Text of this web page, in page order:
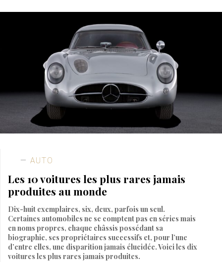
AUTO
Les 10 voitures les plus rares jamais
produites au monde
Dix-huit exemplaires, six, deux, parfois un seul.
Certaines automobiles ne se comptent pas en séries mais
en noms propres, chaque châssis possédant sa
biographie, ses propriétaires successifs et, pour l’une
d’entre elles, une disparition jamais élucidée. Voici les dix
voitures les plus rares jamais produites.